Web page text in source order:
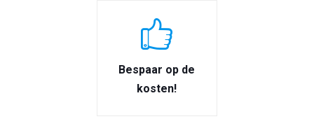
Bespaar op de
kosten!